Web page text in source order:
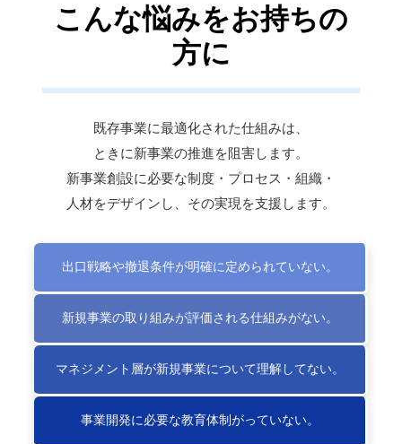
こんな悩みをお持ちの
方に
既存事業に最適化された仕組みは、
ときに新事業の推進を阻害します。
新事業創設に必要な制度・プロセス・組織・
人材をデザインし、その実現を支援します。
出口戦略や撤退条件が明確に定められていない。
新規事業の取り組みが評価される仕組みがない。
マネジメント層が新規事業について理解してない。
事業開発に必要な教育体制がっていない。